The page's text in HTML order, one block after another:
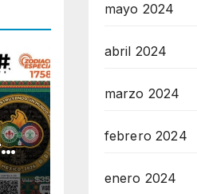
mayo 2024
abril 2024
marzo 2024
febrero 2024
enero 2024